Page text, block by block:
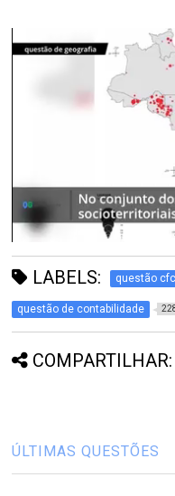
LABELS: questão cfc
questão de contabilidade
COMPARTILHAR:
ÚLTIMAS QUESTÕES